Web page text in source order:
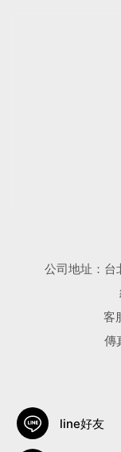
公司地址：台
客
傳
line好友